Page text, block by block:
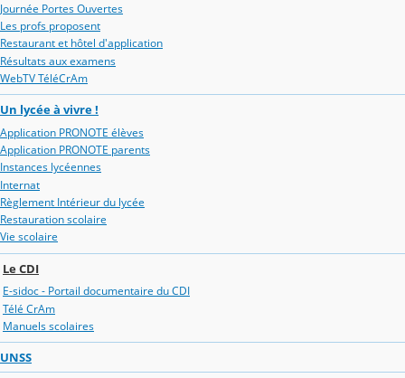
Journée Portes Ouvertes
Les profs proposent
Restaurant et hôtel d'application
Résultats aux examens
WebTV TéléCrAm
Un lycée à vivre !
Application PRONOTE élèves
Application PRONOTE parents
Instances lycéennes
Internat
Règlement Intérieur du lycée
Restauration scolaire
Vie scolaire
Le CDI
E-sidoc - Portail documentaire du CDI
Télé CrAm
Manuels scolaires
UNSS